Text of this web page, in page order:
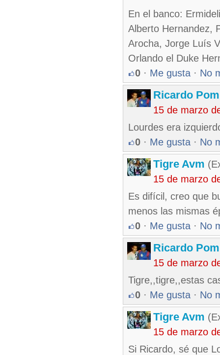
En el banco:
Alberto Hernandez,
Arocha, Jorge Luís
Orlando el Duke
0 · Me gusta · No
Ricardo
15 de marzo
Lourdes era
0 · Me gusta · No
Tigre Avm
15 de marzo
Es difícil, creo que
menos las mismas
0 · Me gusta · No
Ricardo
15 de marzo
Tigre,,tigre,,estas
0 · Me gusta · No
Tigre Avm
15 de marzo
Si Ricardo, sé que